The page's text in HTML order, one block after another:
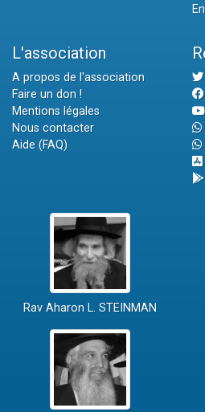
L'association
A propos de l'association
Faire un don !
Mentions légales
Nous contacter
Aide (FAQ)
Rav Aharon L. STEINMAN